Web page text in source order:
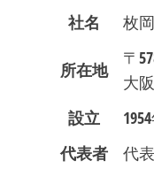
社名 枚
所在地
〒
大
設立
代表者
代